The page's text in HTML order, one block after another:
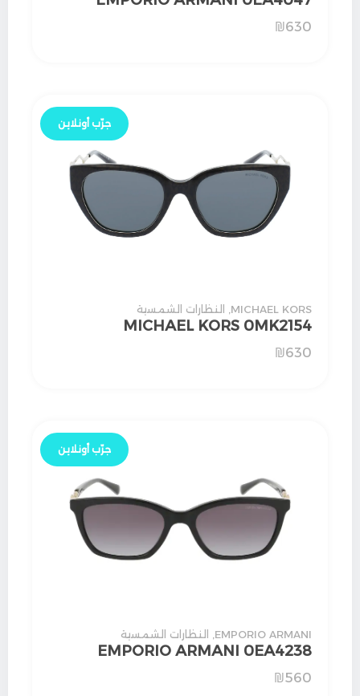
₪630
MICHAEL KORS النظارات الشمسية
MICHAEL KORS 0MK2154
₪630
جرّب أونلاين
EMPORIO ARMANI النظارات الشمسية
EMPORIO ARMANI 0EA4238
₪560
جرّب أونلاين